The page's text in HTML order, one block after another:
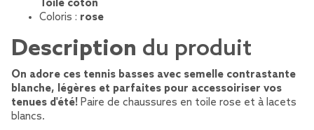
Toile coton
Coloris : rose
Description du produit
On adore ces tennis basses avec semelle contrastante
blanche, légères et parfaites pour accessoiriser vos
tenues d'été! Paire de chaussures en toile rose et à lacets
blancs.